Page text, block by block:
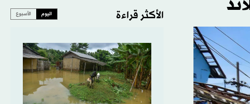
الأكثر قراءة اليوم الأسبوع